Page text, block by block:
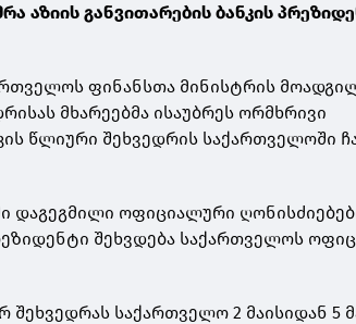
აზიის განვითარების ბანკის
ფინანსთა მინისტრის
მხარეებმა ისაუბრეს ორმხრივი
წლიური შეხვედრის საქართველოში
დაგეგმილი ოფიციალური
შეხვდება საქართველოს
შეხვედრას საქართველო 2 მაისიდან 5